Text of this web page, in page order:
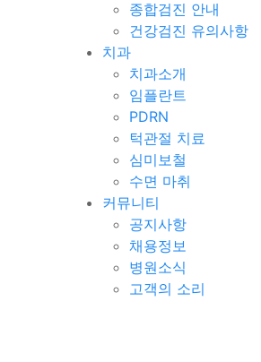
종합검진 안내
건강검진 유의사항
치과
치과소개
임플란트
PDRN
턱관절 치료
심미보철
수면 마취
커뮤니티
공지사항
채용정보
병원소식
고객의 소리